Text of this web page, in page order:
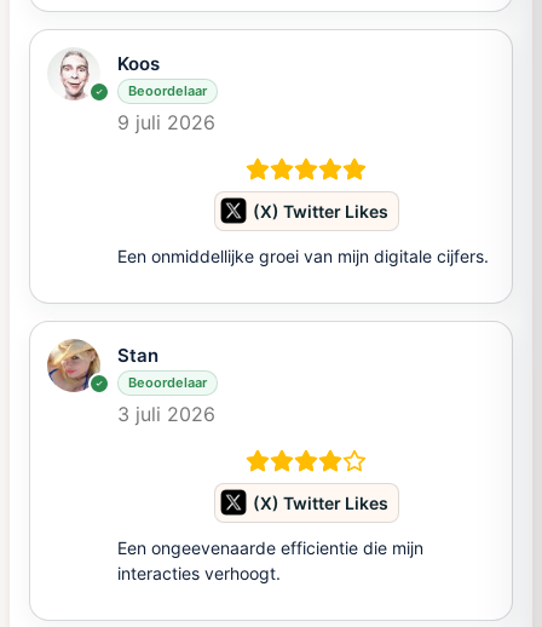
Koos
Beoordelaar
9 juli 2026
(X) Twitter Likes
Een onmiddellijke groei van mijn digitale cijfers.
Stan
Beoordelaar
3 juli 2026
(X) Twitter Likes
Een ongeevenaarde efficientie die mijn
interacties verhoogt.